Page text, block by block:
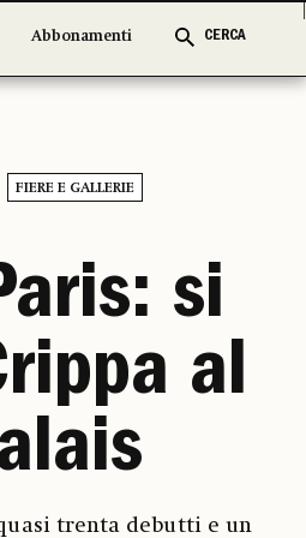
Abbonamenti CERCA
Abbonamenti CERCA
FIERE E GALLERIE
si
al
trenta debutti e un